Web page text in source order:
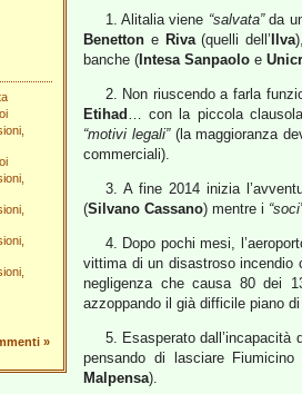
»
1. Alitalia viene “salvata”da
Benetton e Riva(quelli dell’ Ilva
banche ( Intesa Sanpaolo e
2. Non riuscendo a farla
Etihad … con la piccola
“motivi legali”(la maggioranza
commerciali).
3. A fine 2014 inizia
(Silvano Cassano) mentre i
4. Dopo pochi mesi,
vittima di un disastroso incendio
negligenza che causa 80 dei
azzoppando il già difficile piano
5. Esasperato dall’incapacità
pensando di lasciare
Malpensa).